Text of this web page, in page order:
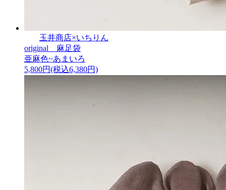
玉井商店×いちりん
original 麻足袋
亜麻色~あまいろ
5,800円(税込6,380円)